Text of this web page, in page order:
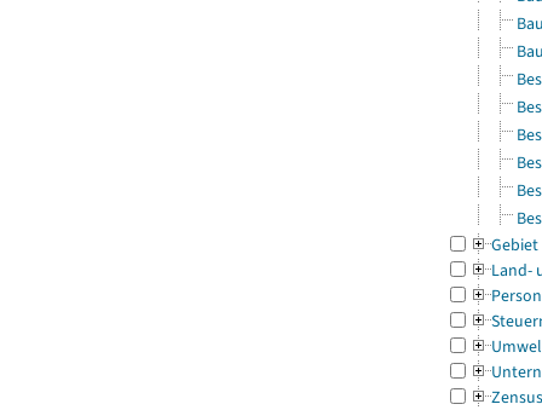
Gebiet
Land-
Zensus